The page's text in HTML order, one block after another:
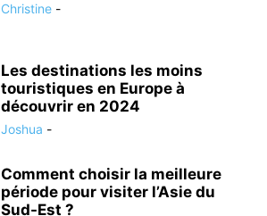
Christine -
Les destinations les moins
touristiques en Europe à
découvrir en 2024
Joshua -
Comment choisir la meilleure
période pour visiter l’Asie du
Sud-Est ?